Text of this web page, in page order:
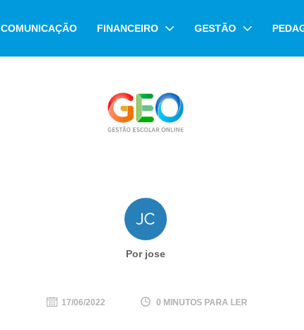
COMUNICAÇÃO FINANCEIRO GESTÃO
Por jose
17/06/2022 0 MINUTOS PARA LER